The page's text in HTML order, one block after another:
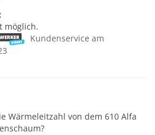
möglich.
Kundenservice am
Wärmeleitzahl von dem 610 Alfa